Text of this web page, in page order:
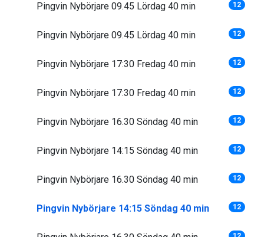
Pingvin Nybörjare 09.45 Lördag 40 min 12
Pingvin Nybörjare 09.45 Lördag 40 min 12
Pingvin Nybörjare 17:30 Fredag 40 min 12
Pingvin Nybörjare 17:30 Fredag 40 min 12
Pingvin Nybörjare 16.30 Söndag 40 min 12
Pingvin Nybörjare 14:15 Söndag 40 min 12
Pingvin Nybörjare 16.30 Söndag 40 min 12
Pingvin Nybörjare 14:15 Söndag 40 min 12